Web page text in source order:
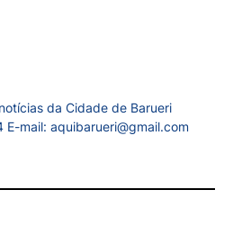
da Cidade de Barueri
mail: aquibarueri@gmail.com